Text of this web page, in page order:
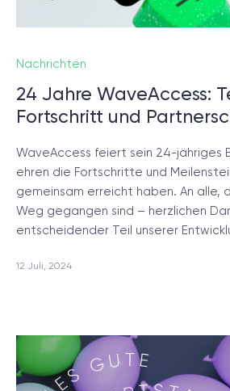
Nachrichten
24 Jahre WaveAccess:
Fortschritt und
WaveAccess feiert sein 24-jähriges
ehren die Fortschritte und
gemeinsam erreicht haben. An alle,
Weg gegangen sind – herzlichen
entscheidender Teil unserer
12 Juli, 2024
das Fundament für ein
Projektsetup.
DISCOVERY-SESSION
/ Blog